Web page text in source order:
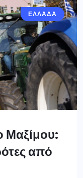
ΕΛΛΆΔΑ
Μαξίμου:
από